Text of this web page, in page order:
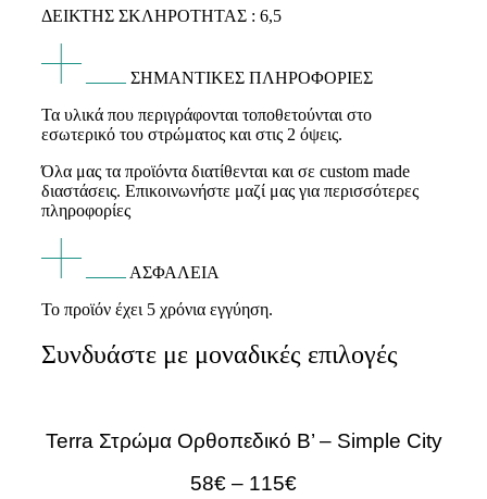
ΔΕΙΚΤΗΣ ΣΚΛΗΡΟΤΗΤΑΣ : 6,5
ΣΗΜΑΝΤΙΚΕΣ ΠΛΗΡΟΦΟΡΙΕΣ
Τα υλικά που περιγράφονται τοποθετούνται στο
εσωτερικό του στρώματος και στις 2 όψεις.
Όλα μας τα προϊόντα διατίθενται και σε custom made
διαστάσεις. Επικοινωνήστε μαζί μας για περισσότερες
πληροφορίες
ΑΣΦΑΛΕΙΑ
Το προϊόν έχει 5 χρόνια εγγύηση.
Συνδυάστε με μοναδικές επιλογές
Terra Στρώμα Ορθοπεδικό Β’ – Simple City
58€ – 115€Price